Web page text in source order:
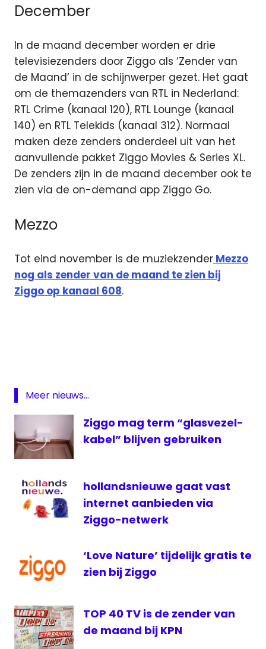
December
In de maand december worden er drie
televisiezenders door Ziggo als ‘Zender van
de Maand’ in de schijnwerper gezet. Het gaat
om de themazenders van RTL in Nederland:
RTL Crime (kanaal 120), RTL Lounge (kanaal
140) en RTL Telekids (kanaal 312). Normaal
maken deze zenders onderdeel uit van het
aanvullende pakket Ziggo Movies & Series XL.
De zenders zijn in de maand december ook te
zien via de on-demand app Ziggo Go.
Mezzo
Tot eind november is de muziekzender Mezzo
nog als zender van de maand te zien bij
Ziggo op kanaal 608.
rtl
RTL
Crime
RTL
Lounge
RTL
Telekids
televisie
van de
maand
Meer nieuws...
Ziggo mag term “glasvezel-
kabel” blijven gebruiken
hollandsnieuwe gaat vast
internet aanbieden via
Ziggo-netwerk
‘Love Nature’ tijdelijk gratis te
zien bij Ziggo
TOP 40 TV is de zender van
de maand bij KPN